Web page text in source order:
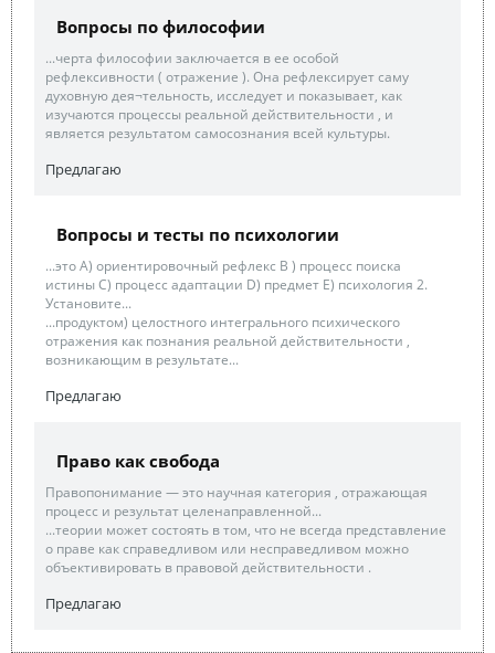
Вопросы по философии
...черта философии заключается в ее особой
рефлексивности ( отражение ). Она рефлексирует саму
духовную дея¬тельность, исследует и показывает, как
изучаются процессы реальной действительности , и
является результатом самосознания всей культуры.
Предлагаю
Вопросы и тесты по психологии
...это А) ориентировочный рефлекс В ) процесс поиска
истины С) процесс адаптации D) предмет Е) психология 2.
Установите...
...продуктом) целостного интегрального психического
отражения как познания реальной действительности ,
возникающим в результате...
Предлагаю
Право как свобода
Правопонимание — это научная категория , отражающая
процесс и результат целенаправленной...
...теории может состоять в том, что не всегда представление
о праве как справедливом или несправедливом можно
объективировать в правовой действительности .
Предлагаю